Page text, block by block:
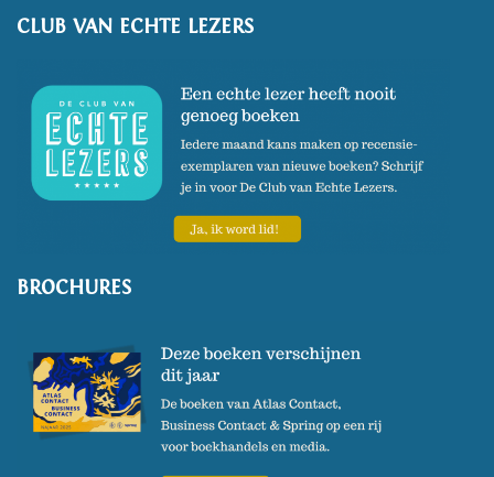
CLUB VAN ECHTE LEZERS
BROCHURES